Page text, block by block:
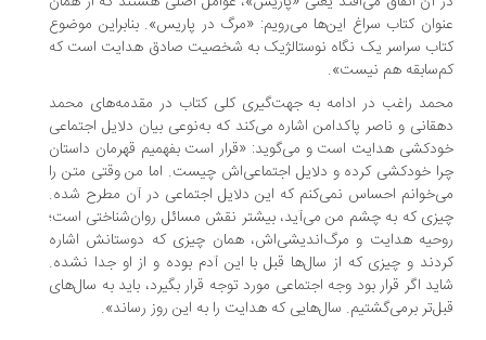
کتاب سراغ این‌ها می‌رویم: «مرگ در پاریس». بنابراین موضوع
سراسر یک نگاه نوستالژیک به شخصیت صادق هدایت است که
هم نیست».
راغب در ادامه به جهت‌گیری کلی کتاب در مقدمه‌های محمد
و ناصر پاکدامن اشاره می‌کند که به‌نوعی بیان دلایل اجتماعی
هدایت است و می‌گوید: «قرار است بفهمیم قهرمان داستان
خودکشی کرده و دلایل اجتماعی‌اش چیست. اما من وقتی متن را
احساس نمی‌کنم که این دلایل اجتماعی در آن مطرح شده.
که به چشم من می‌آید، بیشتر نقش مسائل روان‌شناختی است؛
هدایت و مرگ‌اندیشی‌اش، همان چیزی که دوستانش اشاره
و چیزی که از سال‌ها قبل با این آدم بوده و از او جدا نشده.
اگر قرار بود وجه اجتماعی مورد توجه قرار بگیرد، باید به سال‌های
برمی‌گشتیم. سال‌هایی که هدایت را به این روز رساند».